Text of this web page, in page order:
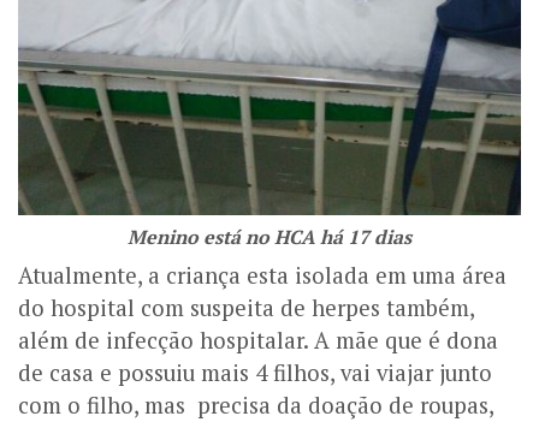
Menino está no HCA há 17 dias
Atualmente, a criança esta isolada em uma área
do hospital com suspeita de herpes também,
além de infecção hospitalar. A mãe que é dona
de casa e possuiu mais 4 filhos, vai viajar junto
com o filho, mas precisa da doação de roupas,